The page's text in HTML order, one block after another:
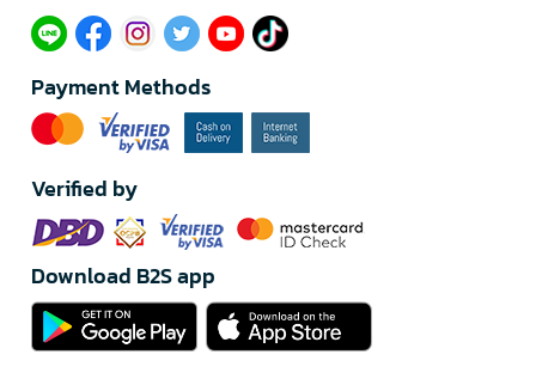
Payment Methods
Verified by
Download B2S app